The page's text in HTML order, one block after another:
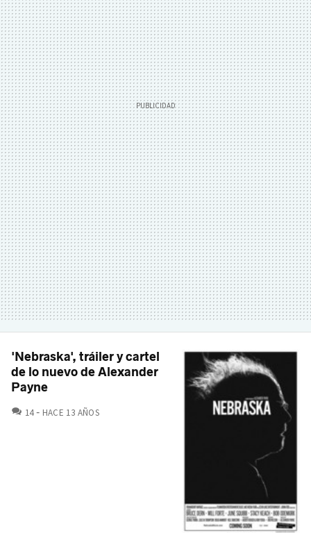
'Nebraska', tráiler y cartel
de lo nuevo de Alexander
Payne
14 COMENTARIOS
HACE 13 AÑOS